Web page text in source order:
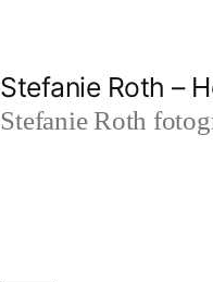
Stefanie Roth –
Stefanie Roth